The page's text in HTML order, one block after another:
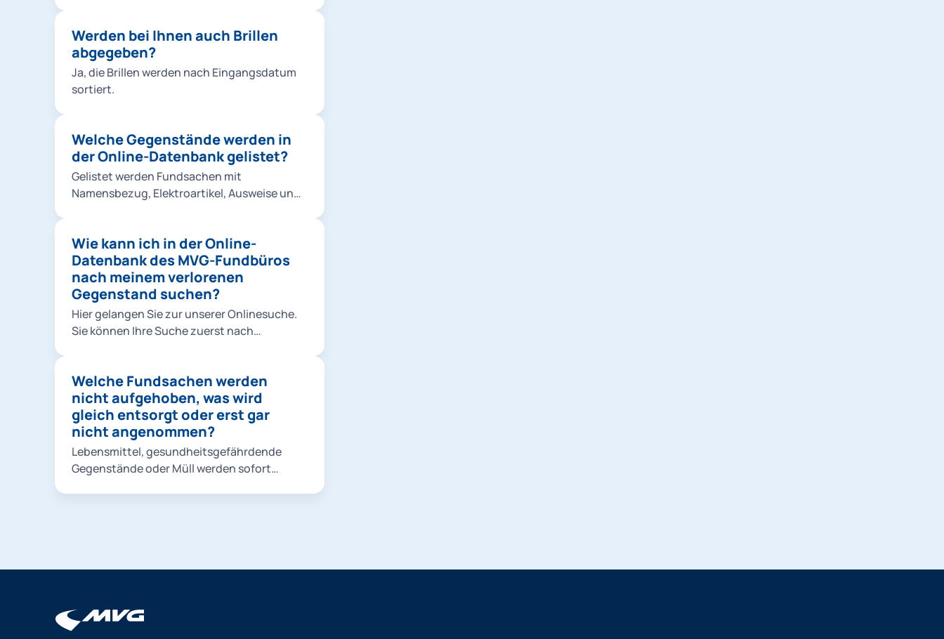
Werden bei Ihnen auch Brillen
abgegeben?
Ja, die Brillen werden nach Eingangsdatum
sortiert.
Welche Gegenstände werden in
der Online-Datenbank gelistet?
Gelistet werden Fundsachen mit
Namensbezug, Elektroartikel, Ausweise und
und sonstige wertige Fundgegenstände.
Hier kommen Sie zur Online-Datenbank.
Wie kann ich in der Online-
Datenbank des MVG-Fundbüros
nach meinem verlorenen
Gegenstand suchen?
Hier gelangen Sie zur unserer Onlinesuche.
Sie können Ihre Suche zuerst nach
beschreiben Sie die Fundsache und drücken
anschließend auf den Button "Suche
starten". Jetzt können Sie aus dem
Suchergebnis auswählen oder das
Suchergebnis durch Eingabe eines
Stichworts weiter einschränken. Um nähere
Welche Fundsachen werden
nicht aufgehoben, was wird
gleich entsorgt oder erst gar
nicht angenommen?
Lebensmittel, gesundheitsgefährdende
Gegenstände oder Müll werden sofort